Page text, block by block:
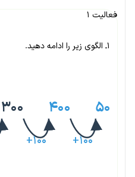
فعالیت ۱
۱ـ الگوی زیر را ادامه دهید.
۳۰۰ ۴۰۰ ۵۰۰
+۱۰۰ +۱۰۰